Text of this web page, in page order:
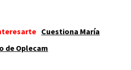
Cuestiona María
de Oplecam